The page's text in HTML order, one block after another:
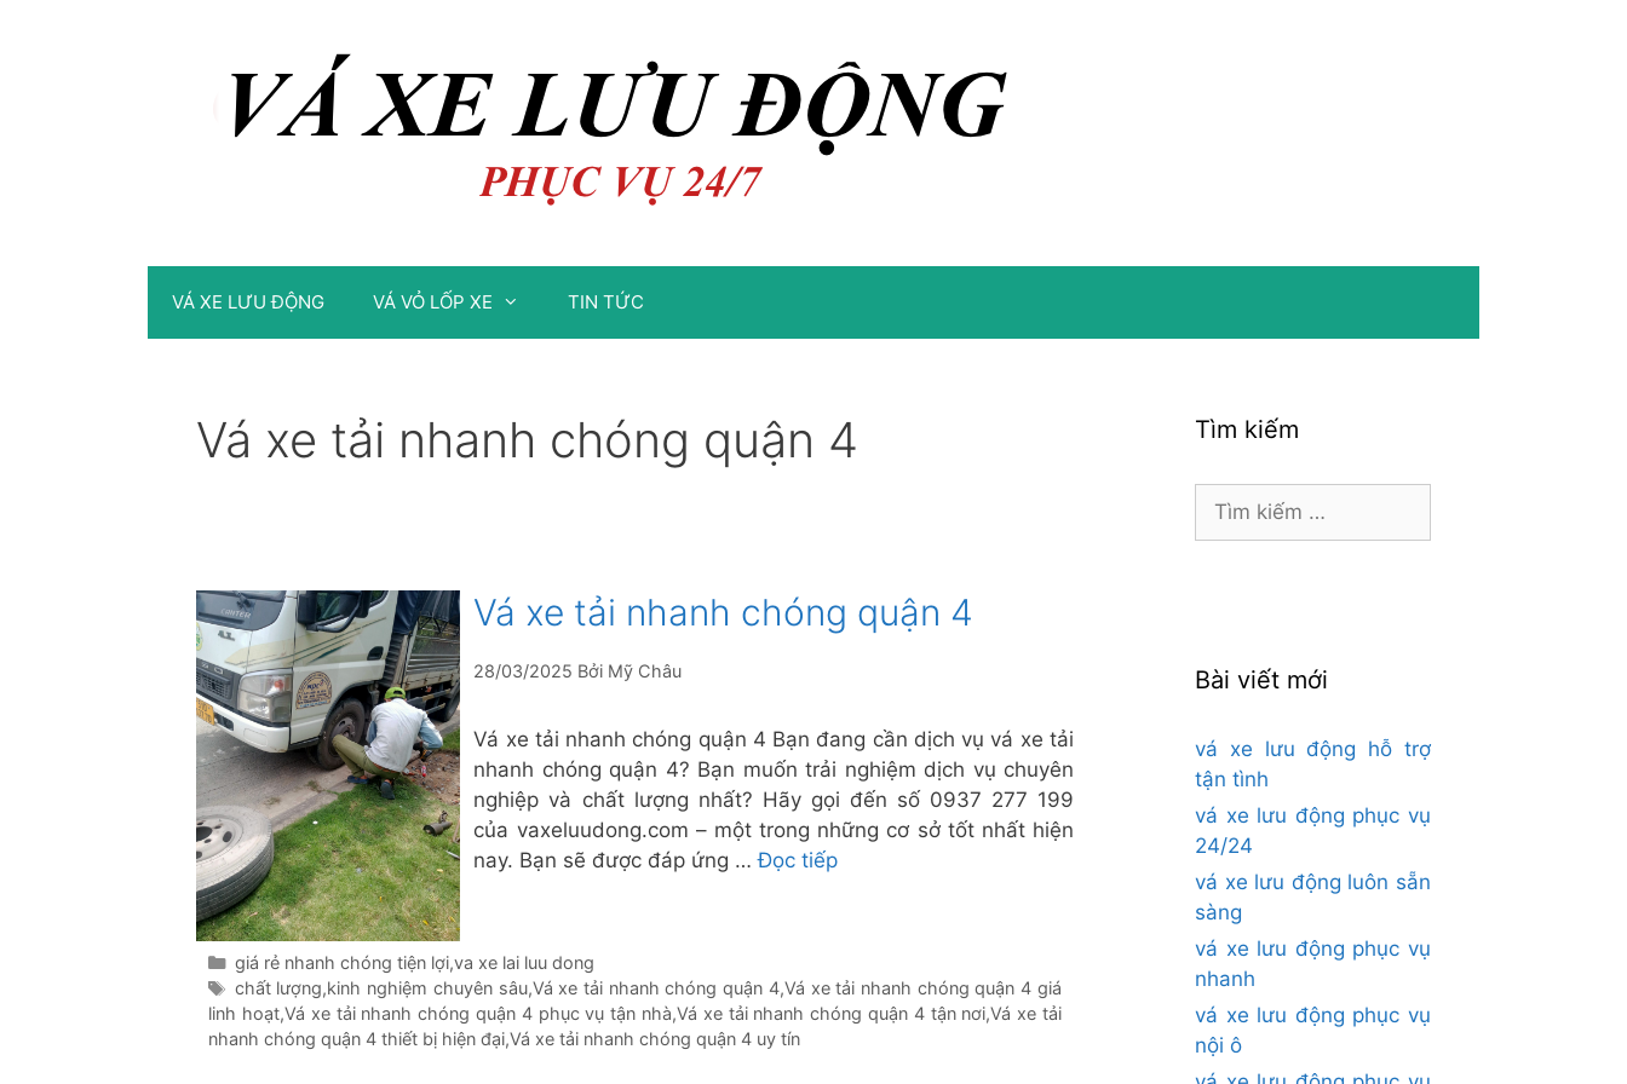
VÁ XE LƯU ĐỘNG VÁ VỎ LỐP XE TIN TỨC
Vá xe tải nhanh chóng quận 4
Vá xe tải nhanh chóng quận 4
28/03/2025 Bởi Mỹ Châu
Vá xe tải nhanh chóng quận 4 Bạn đang cần dịch vụ vá xe tải
nhanh chóng quận 4? Bạn muốn trải nghiệm dịch vụ chuyên
nghiệp và chất lượng nhất? Hãy gọi đến số 0937 277 199
của vaxeluudong.com – một trong những cơ sở tốt nhất hiện
nay. Bạn sẽ được đáp ứng …Đọc tiếp
Danh
mục
giá rẻ nhanh chóng tiện lợi,va xe lai luu dong
Thẻ
chất lượng,kinh nghiệm chuyên sâu,Vá xe tải nhanh chóng quận 4,Vá xe tải nhanh chóng quận 4 giá
linh hoạt,Vá xe tải nhanh chóng quận 4 phục vụ tận nhà,Vá xe tải nhanh chóng quận 4 tận nơi,Vá xe tải
nhanh chóng quận 4 thiết bị hiện đại,Vá xe tải nhanh chóng quận 4 uy tín
Tìm kiếm
Tìm
Bài viết mới
vá xe lưu động hỗ trợ
tận tình
vá xe lưu động phục vụ
24/24
vá xe lưu động luôn sẵn
sàng
vá xe lưu động phục vụ
nhanh
vá xe lưu động phục vụ
nội ô